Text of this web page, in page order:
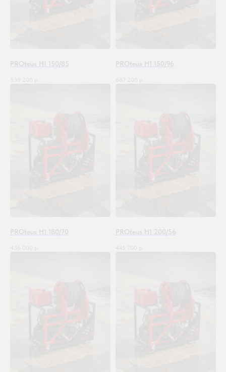
PROteus H1 150/85
538 200 р.
PROteus H1 150/96
687 200 р.
PROteus H1 180/70
436 000 р.
PROteus H1 200/56
445 700 р.